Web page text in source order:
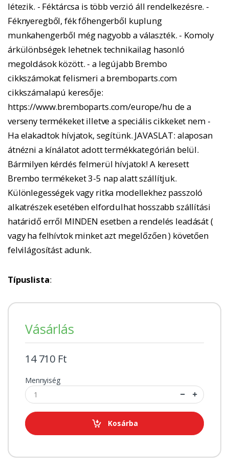
létezik. - Féktárcsa is több verzió áll rendelkezésre. -
Féknyeregből, fék főhengerből kuplung
munkahengerből még nagyobb a választék. - Komoly
árkülönbségek lehetnek technikailag hasonló
megoldások között. - a legújabb Brembo
cikkszámokat felismeri a bremboparts.com
cikkszámalapú keresője:
https://www.bremboparts.com/europe/hu de a
verseny termékeket illetve a speciális cikkeket nem -
Ha elakadtok hívjatok, segítünk. JAVASLAT: alaposan
átnézni a kínálatot adott termékkategórián belül.
Bármilyen kérdés felmerül hívjatok! A keresett
Brembo termékeket 3-5 nap alatt szállítjuk.
Különlegességek vagy ritka modellekhez passzoló
alkatrészek esetében elfordulhat hosszabb szállítási
határidő erről MINDEN esetben a rendelés leadását (
vagy ha felhívtok minket azt megelőzően ) követően
felvilágosítást adunk.
Típuslista:
Vásárlás
14 710 Ft
Mennyiség
Kosárba